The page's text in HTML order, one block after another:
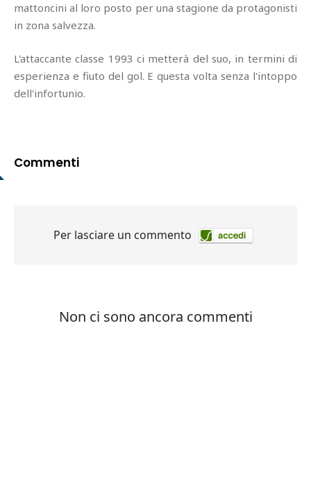
mattoncini al loro posto per una stagione da protagonisti
in zona salvezza.
L'attaccante classe 1993 ci metterà del suo, in termini di
esperienza e fiuto del gol. E questa volta senza l'intoppo
dell'infortunio.
Commenti